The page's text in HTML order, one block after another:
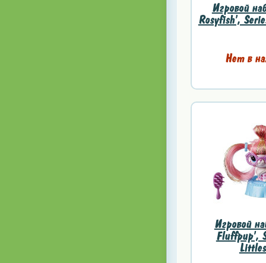
Игровой
Rosyfish',
Нет в
Игровой
Fluffpup',